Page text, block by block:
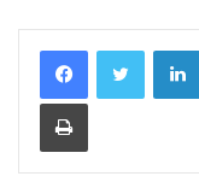
c
e
b
o
st
o
o
ai
Print